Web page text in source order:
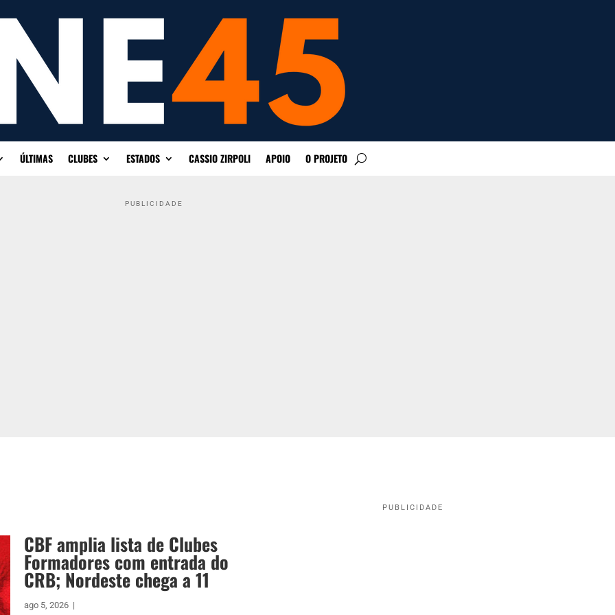
ÚLTIMAS CLUBES ESTADOS CASSIO ZIRPOLI APOIO O PROJETO
PUBLICIDADE
CBF amplia lista de Clubes
Formadores com entrada do
CRB; Nordeste chega a 11
ago 5, 2026 |
PUBLICIDADE